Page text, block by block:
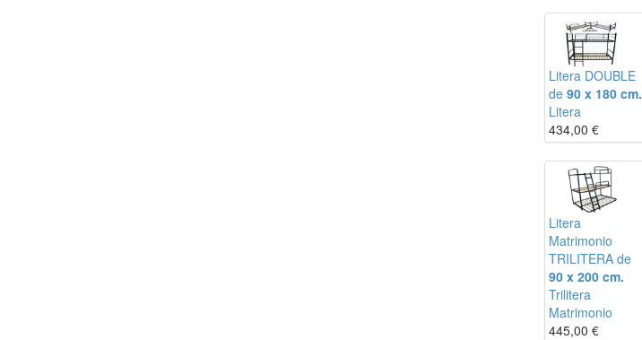
Litera DOUBLE
de 90 x 180 cm.
Litera
434,00 €
Litera
Matrimonio
TRILITERA de
90 x 200 cm.
Trilitera
Matrimonio
445,00 €